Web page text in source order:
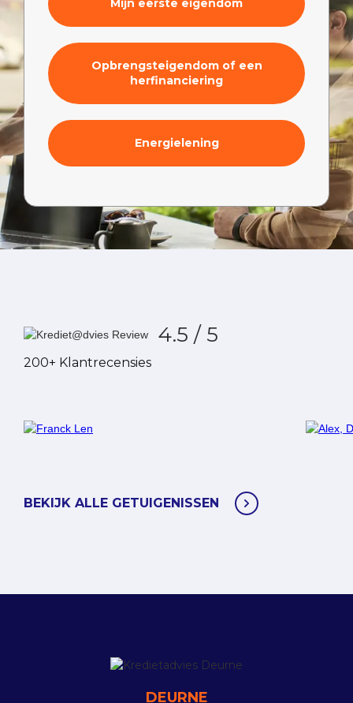
Mijn eerste eigendom
Opbrengsteigendom of een
herfinanciering
Energielening
4.5 / 5
200+ Klantrecensies
BEKIJK ALLE GETUIGENISSEN
DEURNE